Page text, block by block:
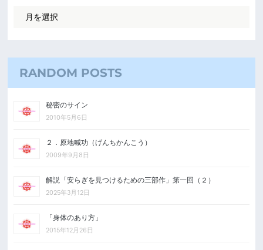
RANDOM POSTS
秘密のサイン
2010年5月6日
２．原地喊功（げんちかんこう）
2009年9月8日
解説「安らぎを見つけるための三部作」第一回（２）
2025年3月12日
「身体のあり方」
2015年12月26日